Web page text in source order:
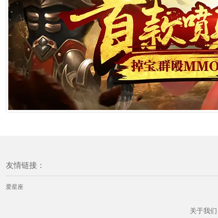
友情链接：
爱星座
关于我们